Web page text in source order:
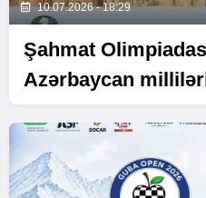
10.07.2026 - 18:29
Şahmat
Azərbaycan